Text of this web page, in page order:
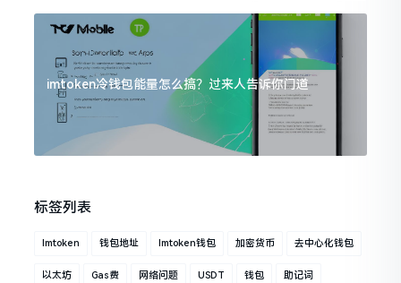
imtoken冷钱包能量怎么搞？过来人告诉你门道
标签列表
Imtoken 钱包地址 Imtoken钱包 加密货币 去中心化钱包
以太坊 Gas费 网络问题 USDT 钱包 助记词